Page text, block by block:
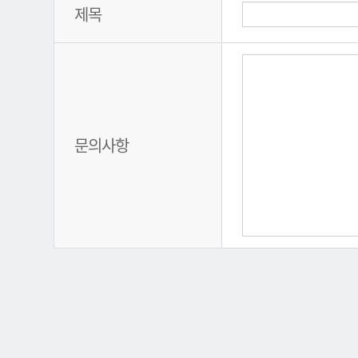
제목
문의사항